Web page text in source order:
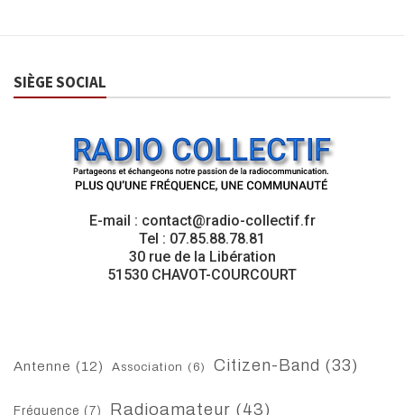
SIÈGE SOCIAL
E-mail : contact@radio-collectif.fr
Tel : 07.85.88.78.81
30 rue de la Libération
51530 CHAVOT-COURCOURT
Antenne (12) Association (6) Citizen-Band (33)
Fréquence (7) Radioamateur (43)